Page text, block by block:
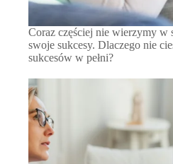
Coraz częściej nie wierzymy w
swoje sukcesy. Dlaczego nie
sukcesów w pełni?